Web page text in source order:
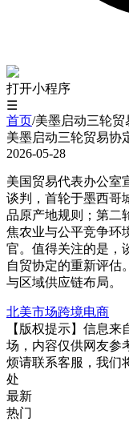
打开小程序
☰
首页/美墨启动三轮贸
美墨启动三轮贸易协
2026-05-28
美国贸易代表办公室
谈判，首轮于墨西哥
品原产地规则；第二
焦农业与公平竞争环
官。值得关注的是，
自贸协定的重新评估
与区域供应链布局。
北美市场跨境电商
【版权提示】信息
场，内容仅供网友参
烦请联系客服，我们
处
最新
热门